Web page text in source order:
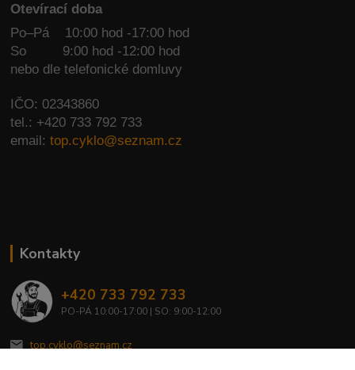
Otevírací doba
Po–Pá 10:00 hod -17:00 hod
So
9:00 hod -12:00 hod
nebo dle telefonické domluvy
IČO: 02343860
tel.: +420 733 792 733
email:top.cyklo@seznam.cz
Kontakty
+420 733 792 733
PO-PÁ 10:00-17:00 | SO: 9:00-12:00
top.cyklo@seznam.cz